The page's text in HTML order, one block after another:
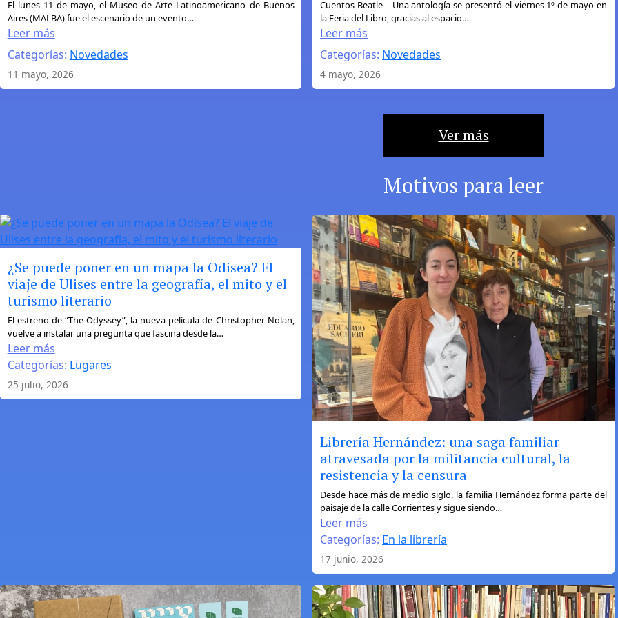
El lunes 11 de mayo, el Museo de Arte Latinoamericano de Buenos
Aires (MALBA) fue el escenario de un evento…
Leer más
:
Mo
Yan
y
los
vínculos
Categorías: Novedades
11 mayo, 2026
Cuentos Beatle – Una antología se presentó el viernes 1º de mayo en
la Feria del Libro, gracias al espacio…
Leer más
:
Los
Cuentos
Beatle
se
presentaron
Aires
Categorías: Novedades
4 mayo, 2026
Ver más
Motivos para leer
¿Se puede poner en un mapa la Odisea? El
viaje de Ulises entre la geografía, el mito y el
turismo literario
El estreno de “The Odyssey”, la nueva película de Christopher Nolan,
vuelve a instalar una pregunta que fascina desde la…
Leer más
:
¿Se
puede
poner
en
un
el
mito
Categorías: Lugares
25 julio, 2026
Librería Hernández: una saga familiar
atravesada por la militancia cultural, la
resistencia y la censura
Desde hace más de medio siglo, la familia Hernández forma parte del
paisaje de la calle Corrientes y sigue siendo…
Leer más
:
Librería
Hernández:
una
saga
familiar
atravesada
por
Categorías: En la librería
17 junio, 2026